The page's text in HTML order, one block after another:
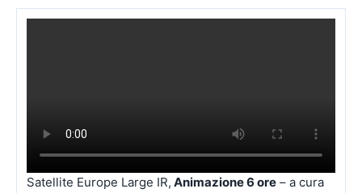
Satellite Europe Large IR, Animazione 6 ore – a cura